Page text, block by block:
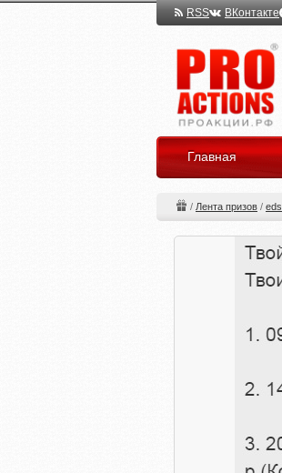
RSS ВКонтакте
Главная
/ Лента призов / eds